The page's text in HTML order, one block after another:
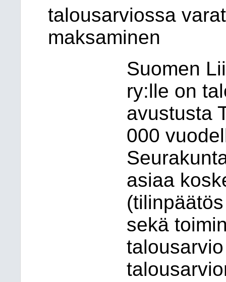
talousarviossa
maksaminen
Suomen
ry:lle on
avustusta
000
asiaa
sekä